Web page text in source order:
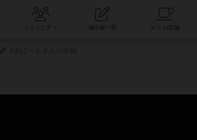
コミュニティ